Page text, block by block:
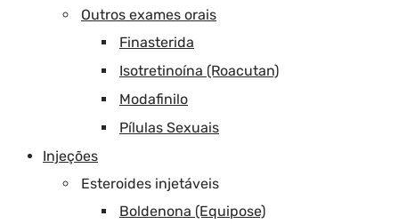
Outros exames orais
Finasterida
Isotretinoína (Roacutan)
Modafinilo
Pílulas Sexuais
Injeções
Esteroides injetáveis
Boldenona (Equipose)